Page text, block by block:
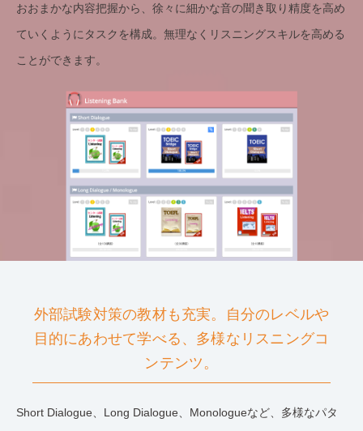
おおまかな内容把握から、徐々に細かな音の聞き取り精度を高め
ていくようにタスクを構成。無理なくリスニングスキルを高める
ことができます。
外部試験対策の教材も充実。自分のレベルや
目的にあわせて学べる、多様なリスニングコ
ンテンツ。
Short Dialogue、Long Dialogue、Monologueなど、多様なパタ